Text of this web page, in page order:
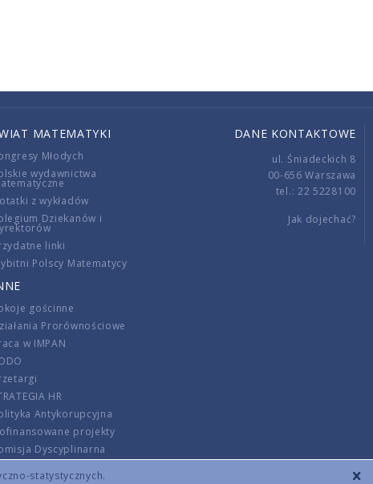
statystycznych.
MATEMATYKI
Młodych
wydawnictwa
z wykładów
Dziekanów i
linki
Polscy Matematycy
gościnne
Prorównościowe
w IMPAN
HR
Antykorupcyjna
projekty
Dyscyplinarna
DANE KONTAKTOWE
ul. Śniadeckich 8
00-656 Warszawa
tel.: 22 5228100
Jak dojechać?